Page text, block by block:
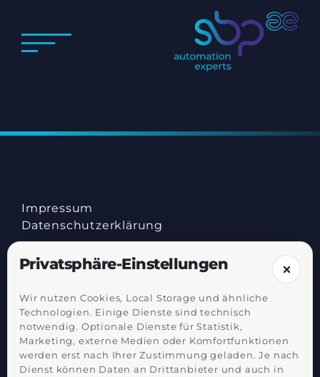
Impressum
Datenschutz­erklärung
Privatsphäre-Einstellungen
Wir nutzen Cookies, Local Storage und ähnliche
Technologien. Einige Dienste sind technisch
notwendig. Optionale Dienste für Statistik,
Marketing, externe Medien oder Komfortfunktionen
werden erst nach Ihrer Zustimmung geladen. Je nach
Dienst können Daten an Drittanbieter und auch in